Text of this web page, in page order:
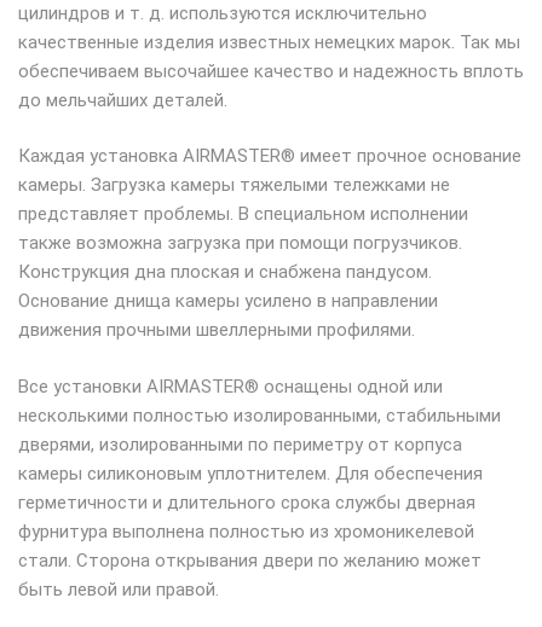
цилиндров и т. д. используются исключительно
качественные изделия известных немецких марок. Так мы
обеспечиваем высочайшее качество и надежность вплоть
до мельчайших деталей.
Каждая установка AIRMASTER® имеет прочное основание
камеры. Загрузка камеры тяжелыми тележками не
представляет проблемы. В специальном исполнении
также возможна загрузка при помощи погрузчиков.
Конструкция дна плоская и снабжена пандусом.
Основание днища камеры усилено в направлении
движения прочными швеллерными профилями.
Все установки AIRMASTER® оснащены одной или
несколькими полностью изолированными, стабильными
дверями, изолированными по периметру от корпуса
камеры силиконовым уплотнителем. Для обеспечения
герметичности и длительного срока службы дверная
фурнитура выполнена полностью из хромоникелевой
стали. Сторона открывания двери по желанию может
быть левой или правой.